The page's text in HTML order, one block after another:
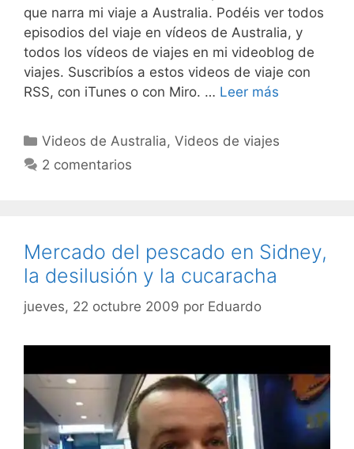
que narra mi viaje a Australia. Podéis ver todos
episodios del viaje en vídeos de Australia, y
todos los vídeos de viajes en mi videoblog de
viajes. Suscribíos a estos videos de viaje con
RSS, con iTunes o con Miro. … Leer más
Categorías
Videos de Australia,Videos de viajes
2 comentarios
Mercado del pescado en Sidney,
la desilusión y la cucaracha
jueves, 22 octubre 2009 por Eduardo